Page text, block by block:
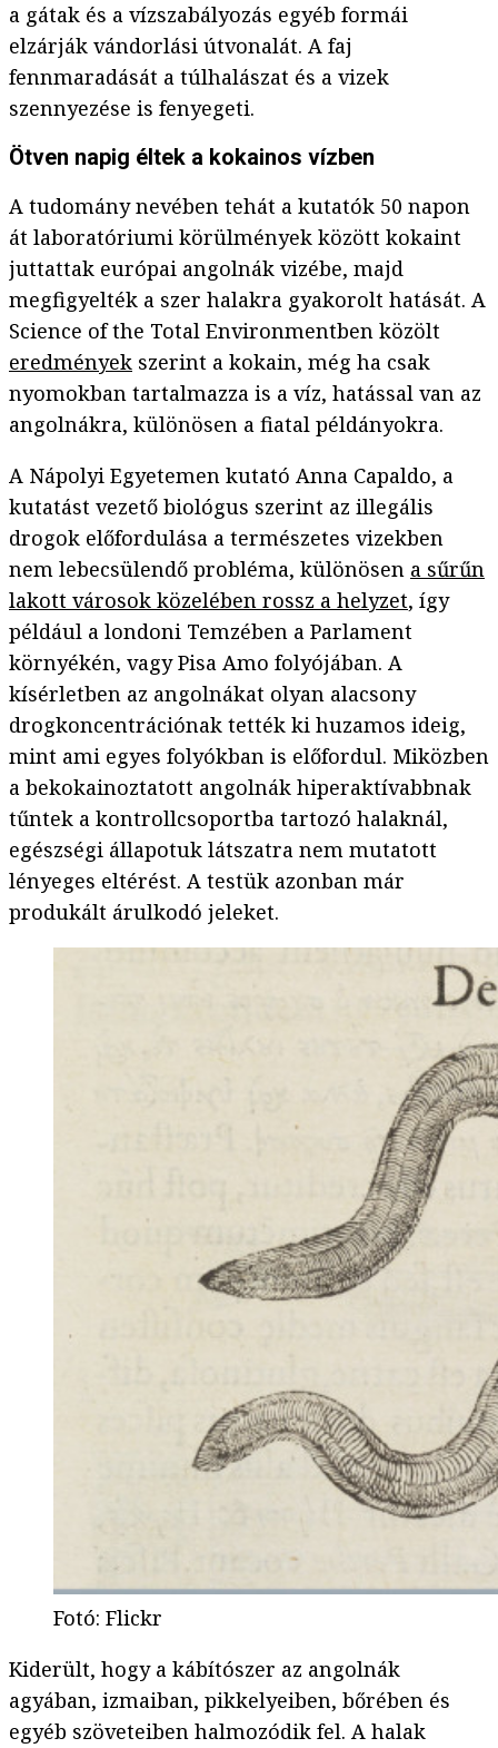
a gátak és a vízszabályozás egyéb formái
elzárják vándorlási útvonalát. A faj
fennmaradását a túlhalászat és a vizek
szennyezése is fenyegeti.
Ötven napig éltek a kokainos vízben
A tudomány nevében tehát a kutatók 50 napon
át laboratóriumi körülmények között kokaint
juttattak európai angolnák vizébe, majd
megfigyelték a szer halakra gyakorolt hatását. A
Science of the Total Environmentben közölt
eredmények szerint a kokain, még ha csak
nyomokban tartalmazza is a víz, hatással van az
angolnákra, különösen a fiatal példányokra.
A Nápolyi Egyetemen kutató Anna Capaldo, a
kutatást vezető biológus szerint az illegális
drogok előfordulása a természetes vizekben
nem lebecsülendő probléma, különösen a sűrűn
lakott városok közelében rossz a helyzet, így
például a londoni Temzében a Parlament
környékén, vagy Pisa Amo folyójában. A
kísérletben az angolnákat olyan alacsony
drogkoncentrációnak tették ki huzamos ideig,
mint ami egyes folyókban is előfordul. Miközben
a bekokainoztatott angolnák hiperaktívabbnak
tűntek a kontrollcsoportba tartozó halaknál,
egészségi állapotuk látszatra nem mutatott
lényeges eltérést. A testük azonban már
produkált árulkodó jeleket.
Fotó: Flickr
Kiderült, hogy a kábítószer az angolnák
agyában, izmaiban, pikkelyeiben, bőrében és
egyéb szöveteiben halmozódik fel. A halak